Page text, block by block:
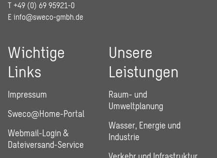
T +49 (0) 69 95921-0
E info@sweco-gmbh.de
Wichtige
Links
Impressum
Sweco@Home-Portal
Webmail-Login &
Dateiversand-Service
Unsere
Leistungen
Raum- und
Umweltplanung
Wasser, Energie und
Industrie